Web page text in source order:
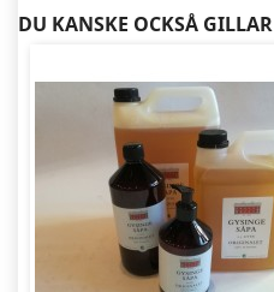
DU KANSKE OCKSÅ GILLAR